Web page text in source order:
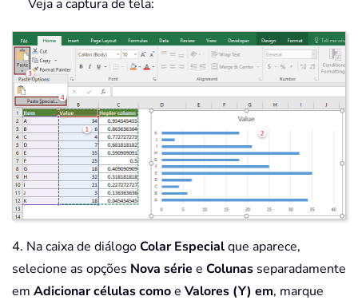
Veja a captura de tela:
4. Na caixa de diálogoColar Especialque aparece,
selecione as opções Nova série e Colunas separadamente
em Adicionar células comoe Valores (Y) em, marque